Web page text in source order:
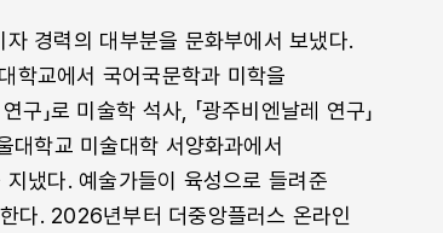
경력의 대부분을 문화부에서 보냈다.
학교에서 국어국문학과 미학을
」로 미술학 석사, 「광주비엔날레 연구」
대학교 미술대학 서양화과에서
냈다. 예술가들이 육성으로 들려준
다. 2026년부터 더중앙플러스 온라인